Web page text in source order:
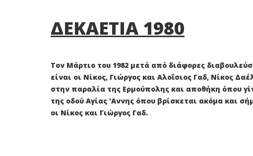
ΔΕΚΑΕΤΙΑ 1980
Τον Μάρτιο του 1982 μετά από διάφορες
είναι οι Νίκος, Γιώργος και Αλοΐσιος Γαδ, Νίκος
στην παραλία της Ερμούπολης και αποθήκη όπου
της οδού Αγίας 'Αννης όπου βρίσκεται ακόμα και
οι Νίκος και Γιώργος Γαδ.